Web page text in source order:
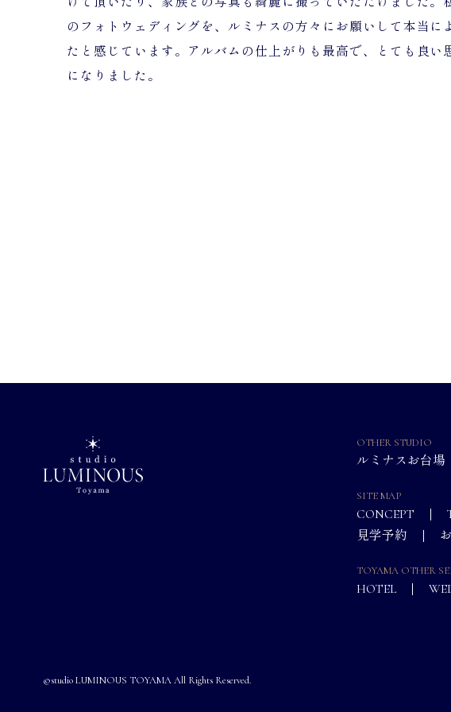
のフォトウェディングを、ルミナスの方々にお願いして本当に
たと感じています。アルバムの仕上がりも最高で、とても良い
になりました。
OTHER STUDIO
ルミナスお台場
SITE MAP
CONCEPT
見学予約
TOYAMA OTHER
HOTEL
©studio LUMINOUS TOYAMA All Rights Reserved.